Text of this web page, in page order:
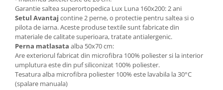
Garantie saltea superortopedica Lux Luna 160x200: 2 ani
Setul Avantaj contine 2 perne, o protectie pentru saltea si o
pilota de iarna. Aceste produse textile sunt fabricate din
materiale de calitate superioara, tratate antialergenic.
Perna matlasata alba 50x70 cm:
Are exteriorul fabricat din microfibra 100% poliester si la interior
umplutura este din puf siliconizat 100% poliester.
Tesatura alba microfibra poliester 100% este lavabila la 30°C
(spalare manuala)